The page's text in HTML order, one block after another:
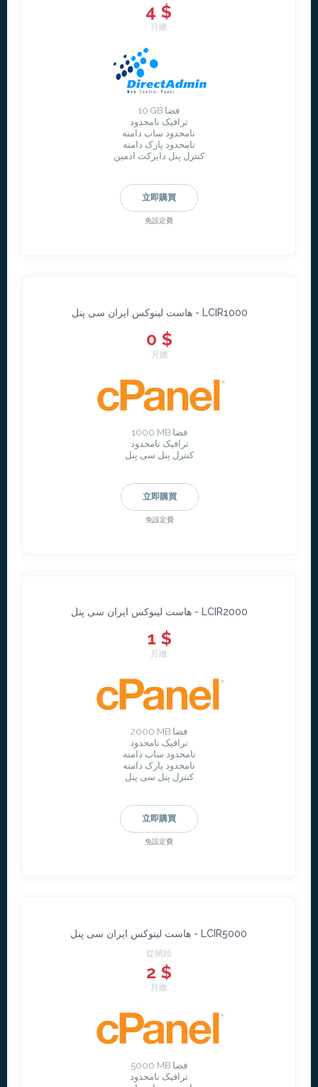
4 $
月繳
10 GB فضا
ترافیک نامحدود
نامحدود ساب دامنه
نامحدود پارک دامنه
کنترل پنل دایرکت ادمین
立即購買
免設定費
هاست لینوکس ایران سی پنل - LCIR1000
0 $
月繳
1000 MB فضا
ترافیک نامحدود
کنترل پنل سی پنل
立即購買
免設定費
هاست لینوکس ایران سی پنل - LCIR2000
1 $
月繳
2000 MB فضا
ترافیک نامحدود
نامحدود ساب دامنه
نامحدود پارک دامنه
کنترل پنل سی پنل
立即購買
免設定費
هاست لینوکس ایران سی پنل - LCIR5000
從開始
2 $
月繳
5000 MB فضا
ترافیک نامحدود